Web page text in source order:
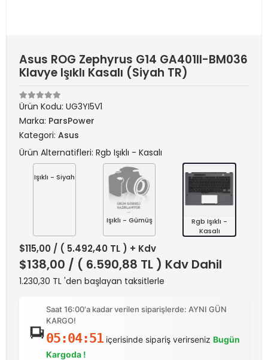
Asus ROG Zephyrus G14 GA401II-BM036
Klavye Işıklı Kasalı (Siyah TR)
Ürün Kodu: UG3YI5V1
Marka: ParsPower
Kategori: Asus
Ürün Alternatifleri: Rgb Işıklı - Kasalı
Işıklı - Siyah
Işıklı - Gümüş
Rgb Işıklı -
Kasalı
$115,00 / ( 5.492,40 TL ) + Kdv
$138,00 / ( 6.590,88 TL ) Kdv Dahil
1.230,30 TL 'den başlayan taksitlerle
Saat 16:00'a kadar verilen siparişlerde: AYNI GÜN
KARGO!
05:04:50içerisinde sipariş verirseniz Bugün
Kargoda !